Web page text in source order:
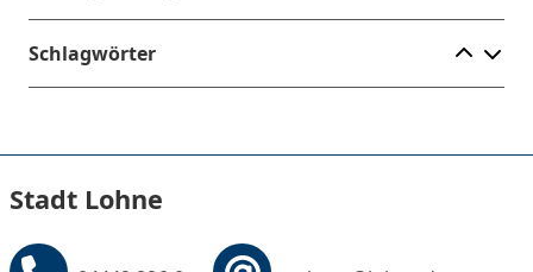
Schlagwörter
Stadt Lohne